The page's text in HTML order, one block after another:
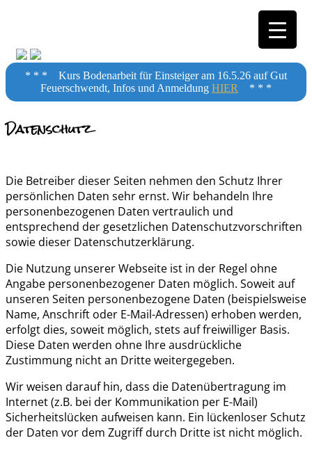
Horsemanship
Training
* * * Kurs Bodenarbeit für Einsteiger am 16.5.26 auf Gut
Feuerschwendt, Infos und Anmeldung HIER * * *
Datenschutz
Die Betreiber dieser Seiten nehmen den Schutz Ihrer
persönlichen Daten sehr ernst. Wir behandeln Ihre
personenbezogenen Daten vertraulich und
entsprechend der gesetzlichen Datenschutzvorschriften
sowie dieser Datenschutzerklärung.
Die Nutzung unserer Webseite ist in der Regel ohne
Angabe personenbezogener Daten möglich. Soweit auf
unseren Seiten personenbezogene Daten (beispielsweise
Name, Anschrift oder E-Mail-Adressen) erhoben werden,
erfolgt dies, soweit möglich, stets auf freiwilliger Basis.
Diese Daten werden ohne Ihre ausdrückliche
Zustimmung nicht an Dritte weitergegeben.
Wir weisen darauf hin, dass die Datenübertragung im
Internet (z.B. bei der Kommunikation per E-Mail)
Sicherheitslücken aufweisen kann. Ein lückenloser Schutz
der Daten vor dem Zugriff durch Dritte ist nicht möglich.